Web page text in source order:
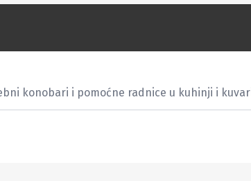
konobari i pomoćne radnice u kuhinji i